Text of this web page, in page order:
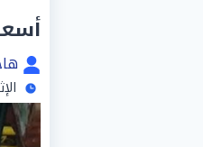
الإثنين